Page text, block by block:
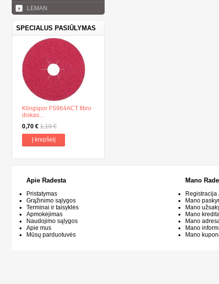
LEMAN
SPECIALUS PASIŪLYMAS
Klingspor FS964ACT fibro
diskas...
0,70 € 1,10 €
Į krepšelį
Apie Radesta
Pristatymas
Grąžinimo sąlygos
Terminai ir taisyklės
Apmokėjimas
Naudojimo sąlygos
Apie mus
Mūsų parduotuvės
Mano
Mano
Mano
Mano
Mano
Mano
Mano